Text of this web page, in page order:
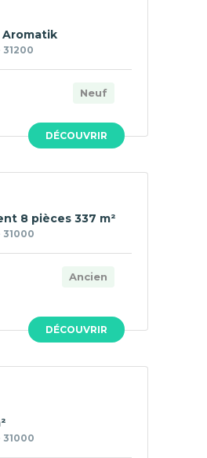
DÉCOUVRIR
Aromatik
31200
Neuf
DÉCOUVRIR
8 pièces 337 m²
31000
Ancien
31000